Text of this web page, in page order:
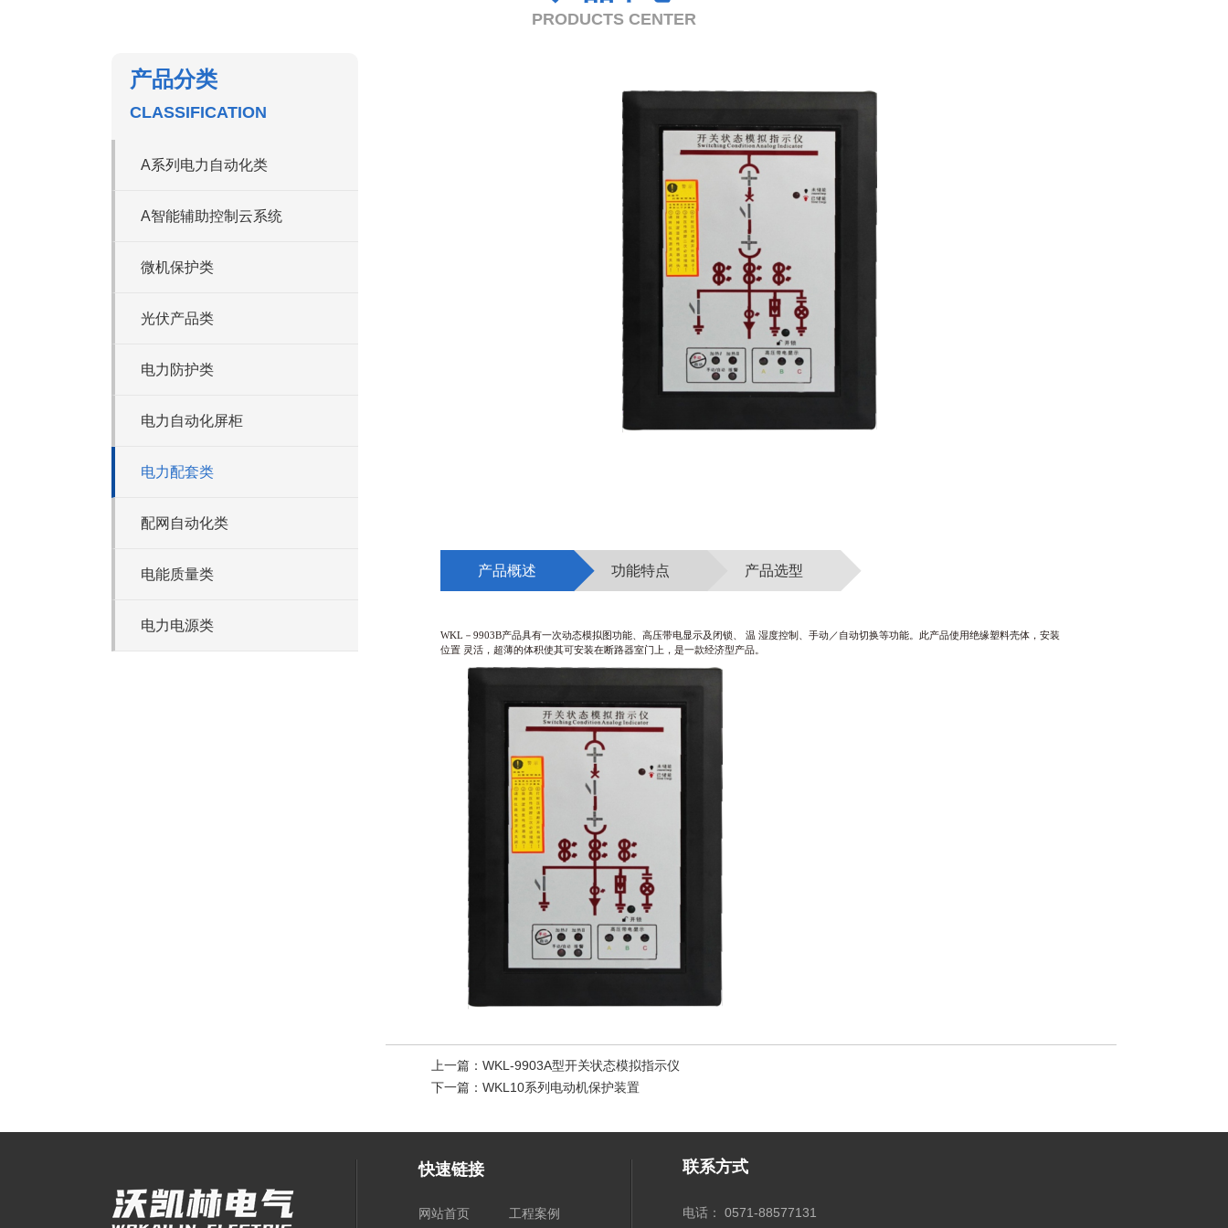
PRODUCTS CENTER
产品分类
CLASSIFICATION
A系列电力自动化类
A智能辅助控制云系统
微机保护类
光伏产品类
电力防护类
电力自动化屏柜
电力配套类
配网自动化类
电能质量类
电力电源类
产品概述 功能特点 产品选型
WKL－9903B产品具有一次动态模拟图功能、高压带电显示及闭锁、 温 湿度控制、手动／自动切换等功能。此产品使用绝缘塑料壳体，安装
位置 灵活，超薄的体积使其可安装在断路器室门上，是一款经济型产品。
上一篇： WKL-9903A型开关状态模拟指示仪
下一篇： WKL10系列电动机保护装置
快速链接
网站首页 工程案例
联系方式
电话： 0571-88577131